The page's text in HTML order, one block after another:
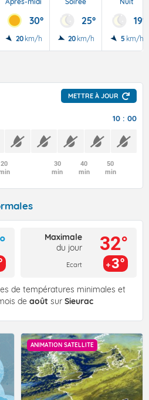
30°
20 km/h
25°
20 km/h
19°
5 km/h
METTRE À JOUR
10 : 00
20
30
min
40
min
50
min
Maximale
du jour
Ecart
32°
3°
de températures minimales et
de août sur Sieurac
ANIMATION SATELLITE